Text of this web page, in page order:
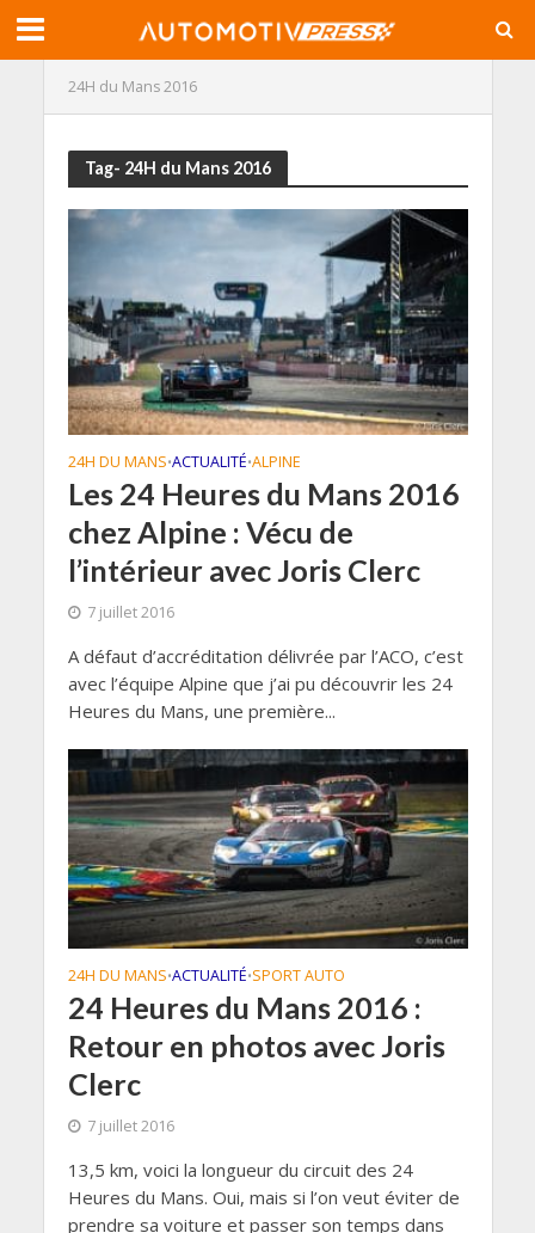
24H du Mans 2016
Tag- 24H du Mans 2016
24H DU MANS•ACTUALITÉ•ALPINE
Les 24 Heures du Mans 2016
chez Alpine : Vécu de
l’intérieur avec Joris Clerc
7 juillet 2016
A défaut d’accréditation délivrée par l’ACO, c’est
avec l’équipe Alpine que j’ai pu découvrir les 24
Heures du Mans, une première...
24H DU MANS•ACTUALITÉ•SPORT AUTO
24 Heures du Mans 2016 :
Retour en photos avec Joris
Clerc
7 juillet 2016
13,5 km, voici la longueur du circuit des 24
Heures du Mans. Oui, mais si l’on veut éviter de
prendre sa voiture et passer son temps dans